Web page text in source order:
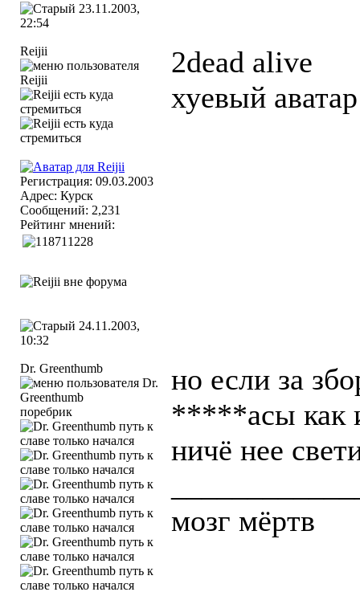
23.11.2003,
22:54
Reijii
Регистрация: 09.03.2003
Адрес: Курск
Сообщений: 2,231
Рейтинг мнений:
2dead alive
хуевый
24.11.2003,
10:32
Dr. Greenthumb
поребрик
но если за
*****асы как
ничё нее
мозг мёртв